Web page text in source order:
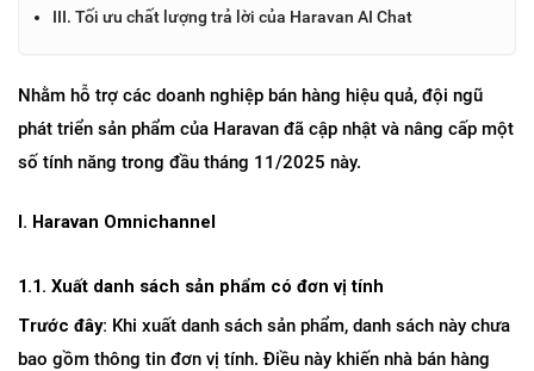
III. Tối ưu chất lượng trả lời của Haravan AI Chat
Nhằm hỗ trợ các doanh nghiệp bán hàng hiệu quả, đội ngũ
phát triển sản phẩm của Haravan đã cập nhật và nâng cấp một
số tính năng trong đầu tháng 11/2025 này.
I. Haravan Omnichannel
1.1. Xuất danh sách sản phẩm có đơn vị tính
Trước đây: Khi xuất danh sách sản phẩm, danh sách này chưa
bao gồm thông tin đơn vị tính. Điều này khiến nhà bán hàng